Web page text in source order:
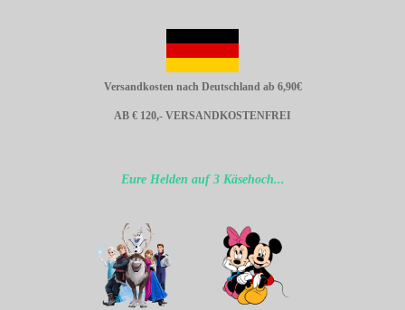
Versandkosten nach Deutschland ab 6,90€
AB € 120,- VERSANDKOSTENFREI
Eure Helden auf 3 Käsehoch...